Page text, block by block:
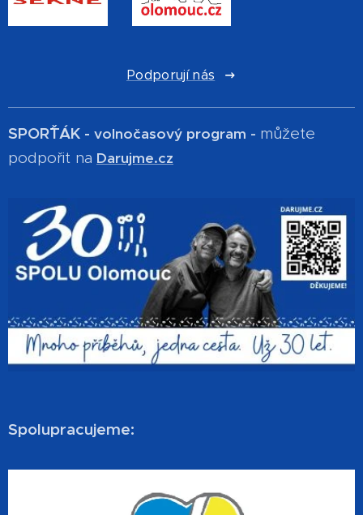
Podporují nás
SPOR´ŤÁK - volnočasový program - můžete
podpořit na Darujme.cz
Spolupracujeme: